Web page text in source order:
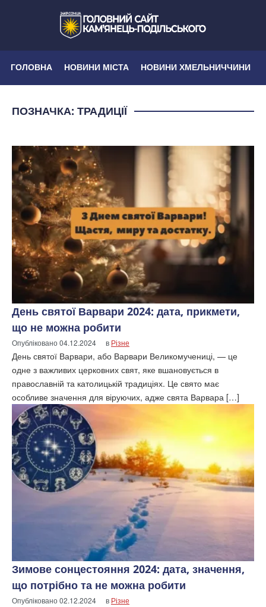
ГОЛОВНА НОВИНИ МІСТА НОВИНИ ХМЕЛЬНИЧЧИНИ
ПОЗНАЧКА: ТРАДИЦІЇ
День святої Варвари 2024: дата, прикмети,
що не можна робити
Опубліковано04.12.2024 в Різне
День святої Варвари, або Варвари Великомучениці, — це
одне з важливих церковних свят, яке вшановується в
православній та католицькій традиціях. Це свято має
особливе значення для віруючих, адже свята Варвара […]
Зимове сонцестояння 2024: дата, значення,
що потрібно та не можна робити
Опубліковано02.12.2024 в Різне